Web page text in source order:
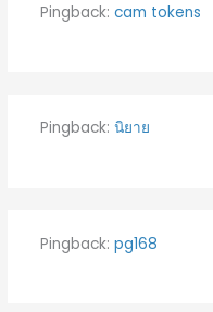
Pingback: cam tokens
Pingback: นิยาย
Pingback: pg168